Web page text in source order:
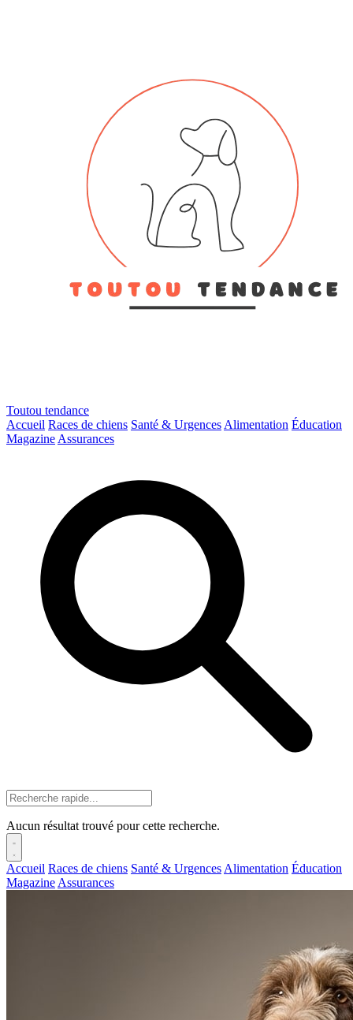
Toutou tendance
Accueil Races de chiens Santé & Urgences Alimentation Éducation
Magazine Assurances
Aucun résultat trouvé pour cette recherche.
Accueil Races de chiens Santé & Urgences Alimentation Éducation
Magazine Assurances